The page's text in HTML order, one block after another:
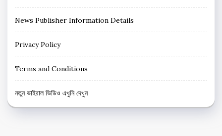
News Publisher Information Details
Privacy Policy
Terms and Conditions
নতুন ভাইরাল ভিডিও এখুনি দেখুন